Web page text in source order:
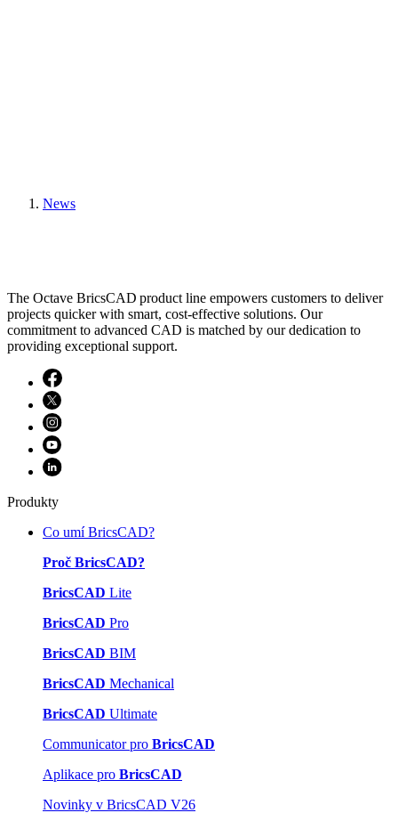
News
The Octave BricsCAD product line empowers customers to deliver
projects quicker with smart, cost-effective solutions. Our
commitment to advanced CAD is matched by our dedication to
providing exceptional support.
Produkty
Co umí BricsCAD?
Proč BricsCAD?
BricsCAD Lite
BricsCAD Pro
BricsCAD BIM
BricsCAD Mechanical
BricsCAD Ultimate
Communicator pro BricsCAD
Aplikace pro BricsCAD
Novinky v BricsCAD V26